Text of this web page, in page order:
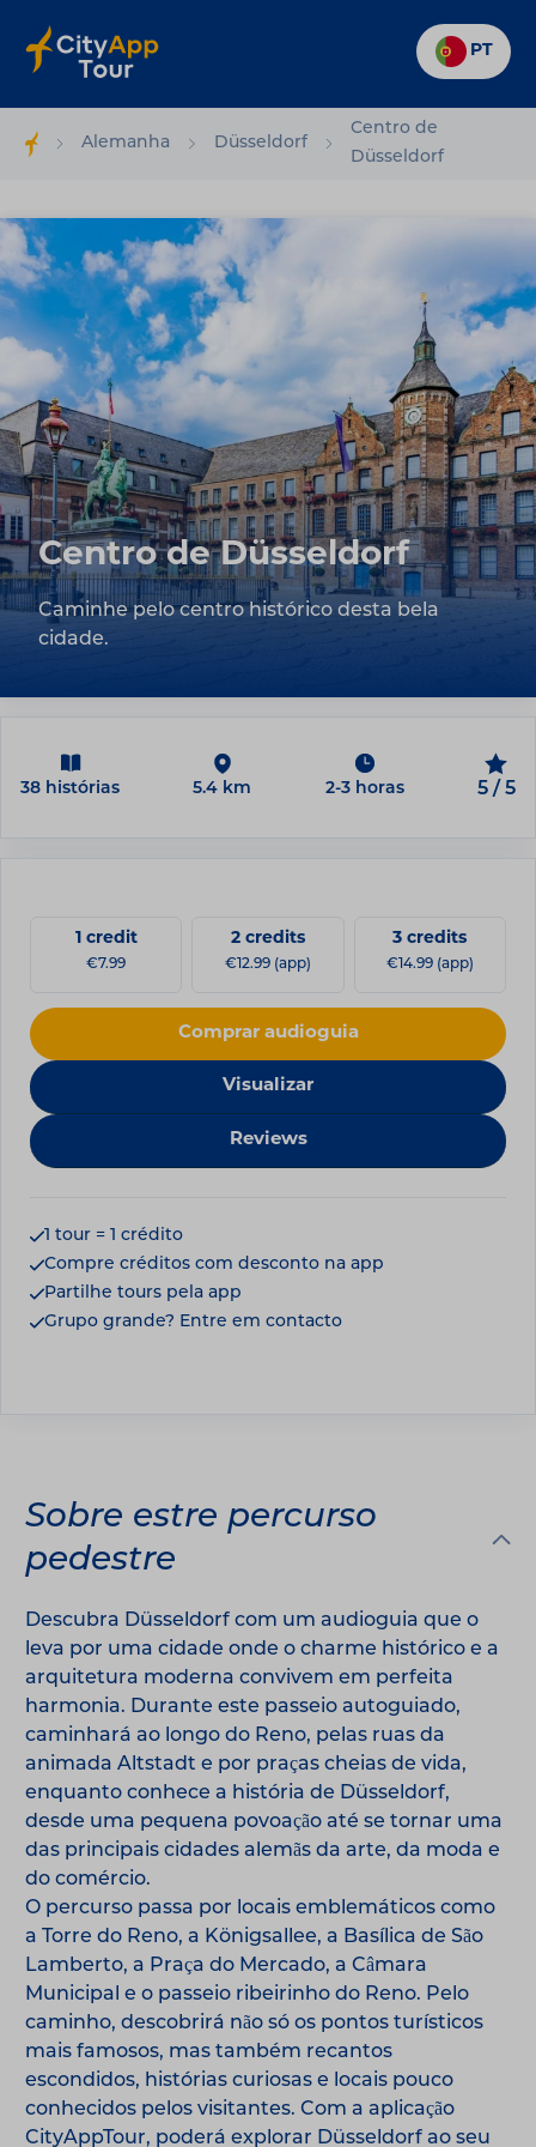
PT
Alemanha Düsseldorf
Centro de
Düsseldorf
Centro de Düsseldorf
Caminhe pelo centro histórico desta bela
cidade.
38 histórias 5.4 km 2-3 horas 5 / 5
1 credit
€7.99
2 credits
€12.99 (app)
3 credits
€14.99 (app)
Comprar audioguia
Visualizar
Reviews
1 tour = 1 crédito
Compre créditos com desconto na app
Partilhe tours pela app
Grupo grande? Entre em contacto
Sobre estre percurso
pedestre
Descubra Düsseldorf com um audioguia que o
leva por uma cidade onde o charme histórico e a
arquitetura moderna convivem em perfeita
harmonia. Durante este passeio autoguiado,
caminhará ao longo do Reno, pelas ruas da
animada Altstadt e por praças cheias de vida,
enquanto conhece a história de Düsseldorf,
desde uma pequena povoação até se tornar uma
das principais cidades alemãs da arte, da moda e
do comércio.
O percurso passa por locais emblemáticos como
a Torre do Reno, a Königsallee, a Basílica de São
Lamberto, a Praça do Mercado, a Câmara
Municipal e o passeio ribeirinho do Reno. Pelo
caminho, descobrirá não só os pontos turísticos
mais famosos, mas também recantos
escondidos, histórias curiosas e locais pouco
conhecidos pelos visitantes. Com a aplicação
CityAppTour, poderá explorar Düsseldorf ao seu